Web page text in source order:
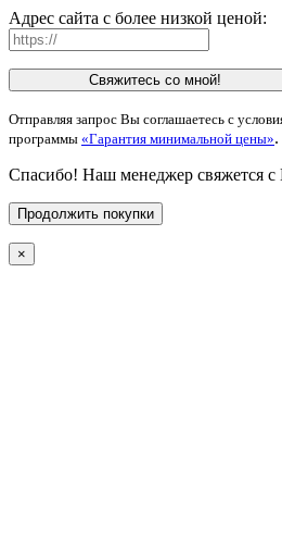
Адрес сайта с более низкой ценой:
Свяжитесь со мной!
Отправляя запрос Вы соглашаетесь с
программы «Гарантия минимальной цены».
Спасибо! Наш менеджер свяжется
Продолжить покупки
×